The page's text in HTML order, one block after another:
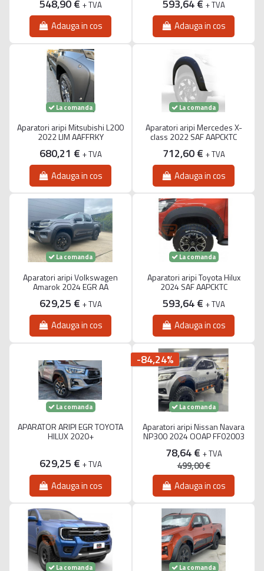
548,90 € + TVA
Adauga in cos
593,64 € + TVA
Adauga in cos
La comanda
Aparatori aripi Mitsubishi L200
2022 LIM AAFFRKY
680,21 € + TVA
Adauga in cos
La comanda
Aparatori aripi Mercedes X-
class 2022 SAF AAPCKTC
712,60 € + TVA
Adauga in cos
La comanda
Aparatori aripi Volkswagen
Amarok 2024 EGR AA
629,25 € + TVA
Adauga in cos
La comanda
Aparatori aripi Toyota Hilux
2024 SAF AAPCKTC
593,64 € + TVA
Adauga in cos
La comanda
APARATOR ARIPI EGR TOYOTA
HILUX 2020+
629,25 € + TVA
Adauga in cos
-84,24%
La comanda
Aparatori aripi Nissan Navara
NP300 2024 OOAP FF02003
78,64 € + TVA
499,00 €
Adauga in cos
La comanda La comanda